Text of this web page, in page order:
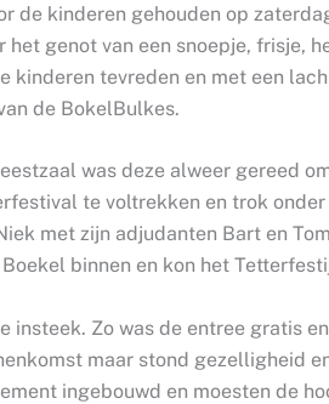
de kinderen gehouden op
het genot van een snoepje, frisje,
kinderen tevreden en met een
de BokelBulkes.
was deze alweer gereed
te voltrekken en trok
met zijn adjudanten Bart en
binnen en kon het
insteek. Zo was de entree gratis
maar stond gezelligheid
ingebouwd en moesten de